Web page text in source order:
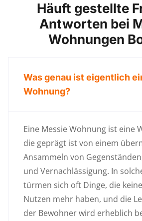
Häuft gestellte
Antworten bei
Wohnungen
Was genau ist eigentlich
Wohnung?
Eine Messie Wohnung ist eine
die geprägt ist von einem
Ansammeln von
und Vernachlässigung. In
türmen sich oft Dinge, die
Nutzen mehr haben, und die
der Bewohner wird erheblich